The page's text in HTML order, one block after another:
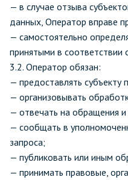
— в случае отзыва
данных, Оператор вправе
— самостоятельно
принятыми в
3.2. Оператор обязан:
— предоставлять
— организовывать
— отвечать на обращения
— сообщать в
запроса;
— публиковать или иным
— принимать правовые,